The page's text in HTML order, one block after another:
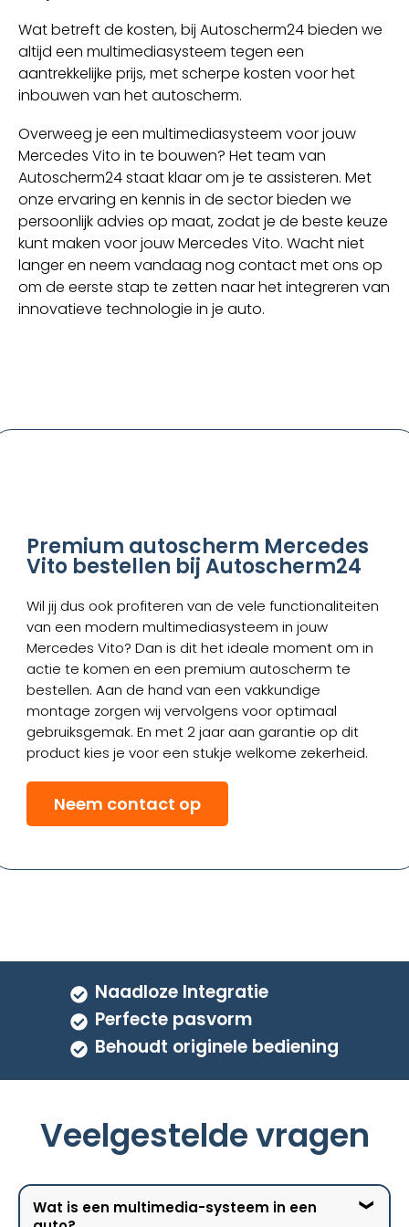
Wat betreft de kosten, bij Autoscherm24 bieden we
altijd een multimediasysteem tegen een
aantrekkelijke prijs, met scherpe kosten voor het
inbouwen van het autoscherm.
Overweeg je een multimediasysteem voor jouw
Mercedes Vito in te bouwen? Het team van
Autoscherm24 staat klaar om je te assisteren. Met
onze ervaring en kennis in de sector bieden we
persoonlijk advies op maat, zodat je de beste keuze
kunt maken voor jouw Mercedes Vito. Wacht niet
langer en neem vandaag nog contact met ons op
om de eerste stap te zetten naar het integreren van
innovatieve technologie in je auto.
Premium autoscherm Mercedes
Vito bestellen bij Autoscherm24
Wil jij dus ook profiteren van de vele functionaliteiten
van een modern multimediasysteem in jouw
Mercedes Vito? Dan is dit het ideale moment om in
actie te komen en een premium autoscherm te
bestellen. Aan de hand van een vakkundige
montage zorgen wij vervolgens voor optimaal
gebruiksgemak. En met 2 jaar aan garantie op dit
product kies je voor een stukje welkome zekerheid.
Neem contact op
Naadloze Integratie
Perfecte pasvorm
Behoudt originele bediening
Veelgestelde vragen
Wat is een multimedia-systeem in een